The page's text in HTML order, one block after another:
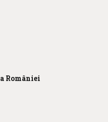
a României